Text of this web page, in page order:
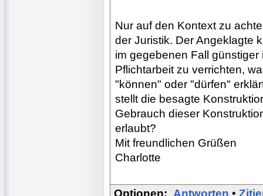
Nur auf den Kontext zu
der Juristik. Der Angeklagte
im gegebenen Fall
Pflichtarbeit zu verrichten,
"können" oder "dürfen"
stellt die besagte
Gebrauch dieser
erlaubt?
Mit freundlichen Grüßen
Charlotte
Optionen: Antworten •